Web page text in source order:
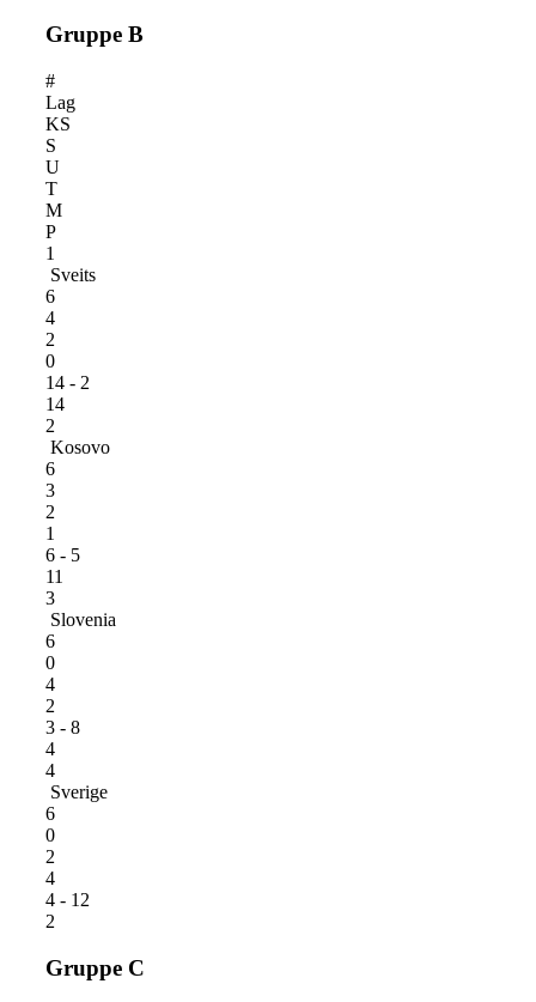
Gruppe B
#
Lag
KS
S
U
T
M
P
1
Sveits
6
4
2
0
14 - 2
14
2
Kosovo
6
3
2
1
6 - 5
11
3
Slovenia
6
0
4
2
3 - 8
4
4
Sverige
6
0
2
4
4 - 12
2
Gruppe C